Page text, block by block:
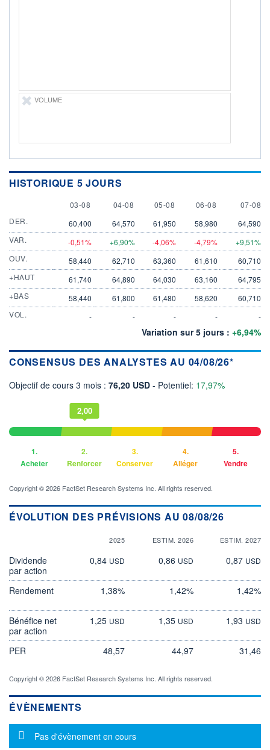
RENDEMENT
ÉCHANGE
ÉLIGIBILITÉ
Non éligible
VOLUME
HISTORIQUE 5 JOURS
3 AUGUST
03-08 4 AUGUST
04-08 5 AUGUST
05-08 6 AUGUST
06-08 7
07-08
DER.
60,400 64,570 61,950 58,980
64,590
VAR.
-0,51% +6,90% -4,06% -4,79%
+9,51%
OUV.
58,440 62,710 63,360 61,610
60,710
+HAUT
61,740 64,890 64,030 63,160
64,795
+BAS
58,440 61,800 61,480 58,620
60,710
VOL.
- - - - -
Variation sur 5 jours : +6,94%
CONSENSUS DES ANALYSTES AU 04/08/26*
Objectif de cours 3 mois : 76,20 USD - Potentiel: 17,97%
1.
Acheter
2,00
2.
Renforcer
3.
Conserver
4.
Alléger
5.
Vendre
Copyright © 2026 FactSet Research Systems Inc. All rights reserved.
ÉVOLUTION DES PRÉVISIONS AU 08/08/26
2025 ESTIM. 2026 ESTIM. 2027
Dividende
par action
0,84 USD 0,86 USD 0,87 USD
Rendement 1,38% 1,42% 1,42%
Bénéfice net
par action
1,25 USD 1,35 USD 1,93 USD
PER 48,57 44,97 31,46
Copyright © 2026 FactSet Research Systems Inc. All rights reserved.
ÉVÈNEMENTS
Message d'information
Pas d'évènement en cours